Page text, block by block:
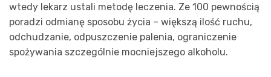
wtedy lekarz ustali metodę leczenia. Ze 100 pewnością
poradzi odmianę sposobu życia – większą ilość ruchu,
odchudzanie, odpuszczenie palenia, ograniczenie
spożywania szczególnie mocniejszego alkoholu.